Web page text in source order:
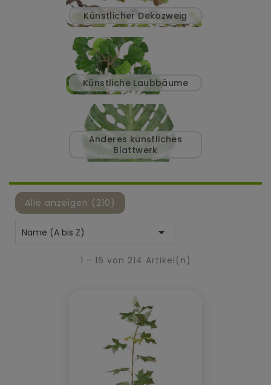
Künstlicher Dekozweig
Künstliche Laubbäume
Anderes künstliches
Blattwerk
Alle anzeigen (210)
Name (A bis Z) 
1 - 16 von 214 Artikel(n)